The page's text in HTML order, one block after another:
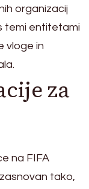
organizacij
temi entitetami
vloge in
za
na FIFA
tako,